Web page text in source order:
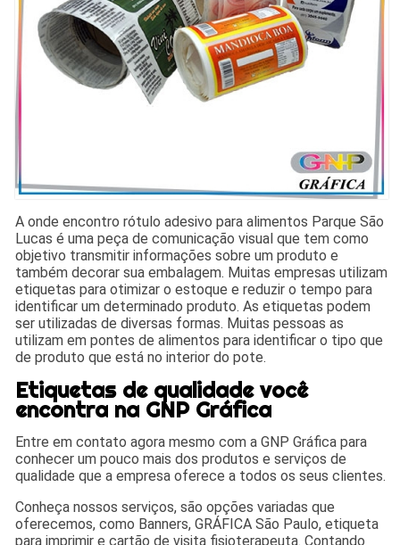
A onde encontro rótulo adesivo para alimentos Parque São
Lucas é uma peça de comunicação visual que tem como
objetivo transmitir informações sobre um produto e
também decorar sua embalagem. Muitas empresas utilizam
etiquetas para otimizar o estoque e reduzir o tempo para
identificar um determinado produto. As etiquetas podem
ser utilizadas de diversas formas. Muitas pessoas as
utilizam em pontes de alimentos para identificar o tipo que
de produto que está no interior do pote.
Etiquetas de qualidade você
encontra na GNP Gráfica
Entre em contato agora mesmo com a GNP Gráfica para
conhecer um pouco mais dos produtos e serviços de
qualidade que a empresa oferece a todos os seus clientes.
Conheça nossos serviços, são opções variadas que
oferecemos, como Banners, GRÁFICA São Paulo, etiqueta
para imprimir e cartão de visita fisioterapeuta. Contando